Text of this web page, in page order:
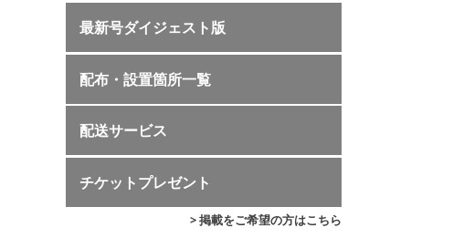
最新号ダイジェスト版
配布・設置箇所一覧
配送サービス
チケットプレゼント
> 掲載をご希望の方はこちら